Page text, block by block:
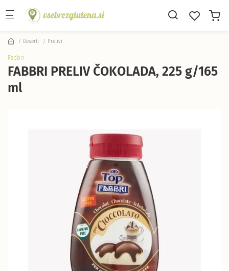
Skip to main content
Deserti Prelivi
Fabbri
FABBRI PRELIV ČOKOLADA, 225 g/165
ml